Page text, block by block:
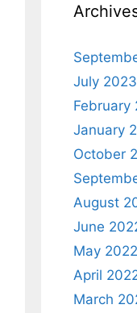
July 2023
February
January
October
August
June
May 2022
April
March